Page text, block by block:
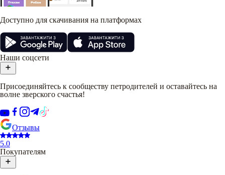
Доступно для скачивания на платформах
Наши соцсети
Присоединяйтесь к сообществу петродителей и оставайтесь на
волне зверского счастья!
Отзывы
5.0
Покупателям